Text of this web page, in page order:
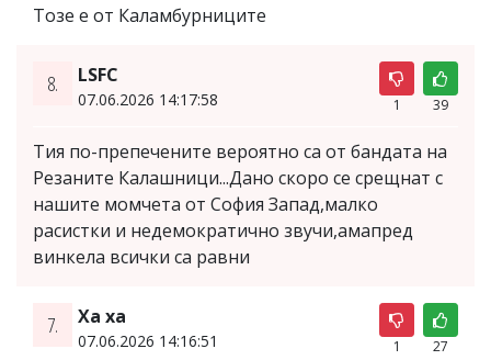
Тозе е от Каламбурниците
8. LSFC
07.06.2026 14:17:58 1 39
Tия по-препечените вероятно са от бандата на
Резаните Калашници...Дано скоро се срещнат с
нашите момчета от София Запад,малко
расистки и недемократично звучи,амапред
винкела всички са равни
7. Ха ха
07.06.2026 14:16:51 1 27